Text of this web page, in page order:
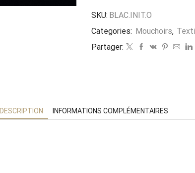
lettre
SKU: BLAC.INIT.O
Categories: Mouchoirs,
Partager:
DESCRIPTION INFORMATIONS COMPLÉMENTAIRES